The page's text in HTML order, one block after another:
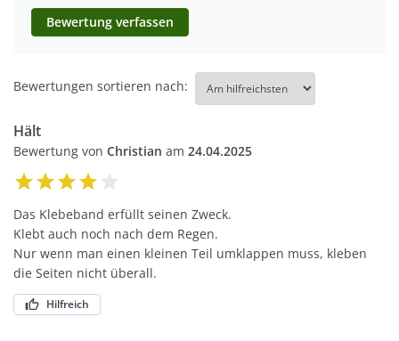
Bewertung verfassen
Bewertungen sortieren nach:
Hält
Bewertung von Christian am 24.04.2025
Das Klebeband erfüllt seinen Zweck.
Klebt auch noch nach dem Regen.
Nur wenn man einen kleinen Teil umklappen muss, kleben
die Seiten nicht überall.
Hilfreich